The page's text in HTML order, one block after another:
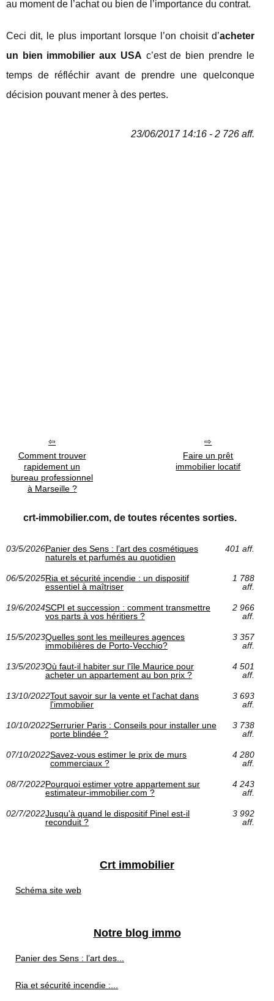
au moment de l’achat ou bien de l’importance du contrat.
Ceci dit, le plus important lorsque l’on choisit d’acheter
un bien immobilier aux USA c’est de bien prendre le
temps de réfléchir avant de prendre une quelconque
décision pouvant mener à des pertes.
23/06/2017 14:16 - 2 726 aff.
Comment trouver
rapidement un
bureau professionnel
à Marseille ?
Faire un prêt
immobilier locatif
crt-immobilier.com, de toutes récentes sorties.
03/5/2026Panier des Sens : l’art des cosmétiques
naturels et parfumés au quotidien
401 aff.
06/5/2025Ria et sécurité incendie : un dispositif
essentiel à maîtriser
1 788
aff.
19/6/2024SCPI et succession : comment transmettre
vos parts à vos héritiers ?
2 966
aff.
15/5/2023Quelles sont les meilleures agences
immobilières de Porto-Vecchio?
3 357
aff.
13/5/2023Où faut-il habiter sur l'île Maurice pour
acheter un appartement au bon prix ?
4 501
aff.
13/10/2022Tout savoir sur la vente et l'achat dans
l'immobilier
3 693
aff.
10/10/2022Serrurier Paris : Conseils pour installer une
porte blindée ?
3 738
aff.
07/10/2022Savez-vous estimer le prix de murs
commerciaux ?
4 280
aff.
08/7/2022Pourquoi estimer votre appartement sur
estimateur-immobilier.com ?
4 243
aff.
02/7/2022Jusqu'à quand le dispositif Pinel est-il
reconduit ?
3 992
aff.
Crt immobilier
Schéma site web
Notre blog immo
Panier des Sens : l’art des...
Ria et sécurité incendie :...